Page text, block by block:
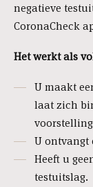
negatieve
CoronaCheck
Het werkt als
U maakt
laat zich
U ontvangt
Heeft u
testuitslag.